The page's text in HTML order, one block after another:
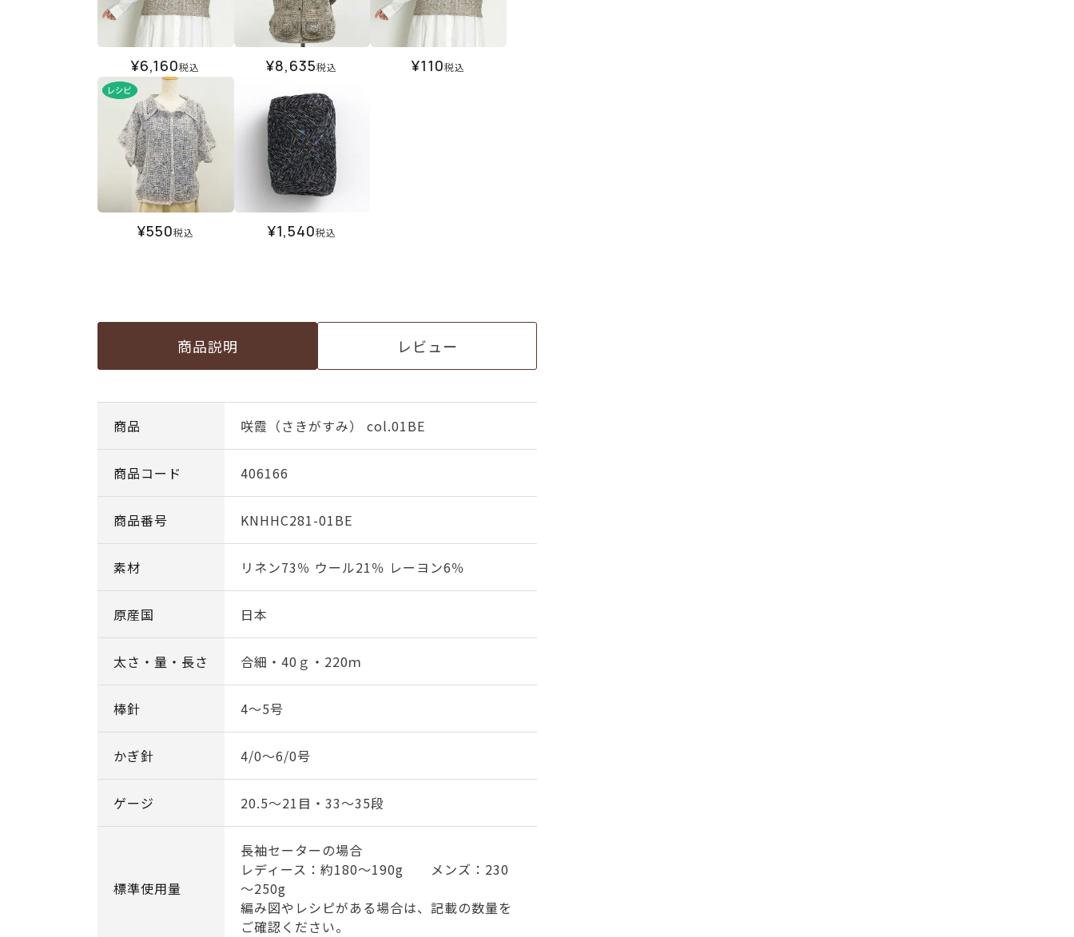
¥6,160税込 ¥8,635税込 ¥110税込
¥550税込 ¥1,540税込
商品説明 レビュー
商品 咲霞（さきがすみ） col.01BE
商品コード 406166
商品番号 KNHHC281-01BE
素材 リネン73％ ウール21％ レーヨン6％
原産国 日本
太さ・量・長さ 合細・40ｇ・220ｍ
棒針 4～5号
かぎ針 4/0～6/0号
ゲージ 20.5～21目・33～35段
標準使用量
長袖セーターの場合
レディース：約180～190g メンズ：230
～250g
編み図やレシピがある場合は、記載の数量を
ご確認ください。